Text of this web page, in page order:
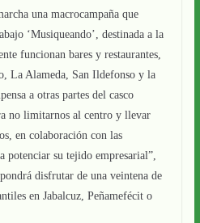
una macrocampaña que
‘Musiqueando’, destinada a la
funcionan bares y restaurantes,
La Alameda, San Ildefonso y la
a otras partes del casco
no limitarnos al centro y llevar
en colaboración con las
potenciar su tejido empresarial”,
disfrutar de una veintena de
en Jabalcuz, Peñamefécit o